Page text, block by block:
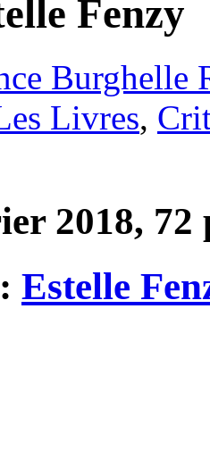
Fenzy
Burghelle
Livres,
2018, 72
Estelle